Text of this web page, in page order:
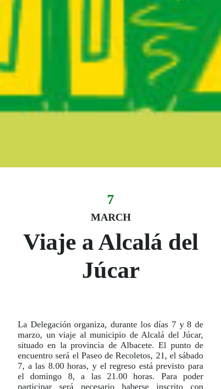
Fecha del evento
7
MARCH
07 March
Viaje a Alcalá del
Júcar
La Delegación organiza, durante los días 7 y 8 de
marzo, un viaje al municipio de Alcalá del Júcar,
situado en la provincia de Albacete. El punto de
encuentro será el Paseo de Recoletos, 21, el sábado
7, a las 8.00 horas, y el regreso está previsto para
el domingo 8, a las 21.00 horas. Para poder
participar será necesario haberse inscrito con